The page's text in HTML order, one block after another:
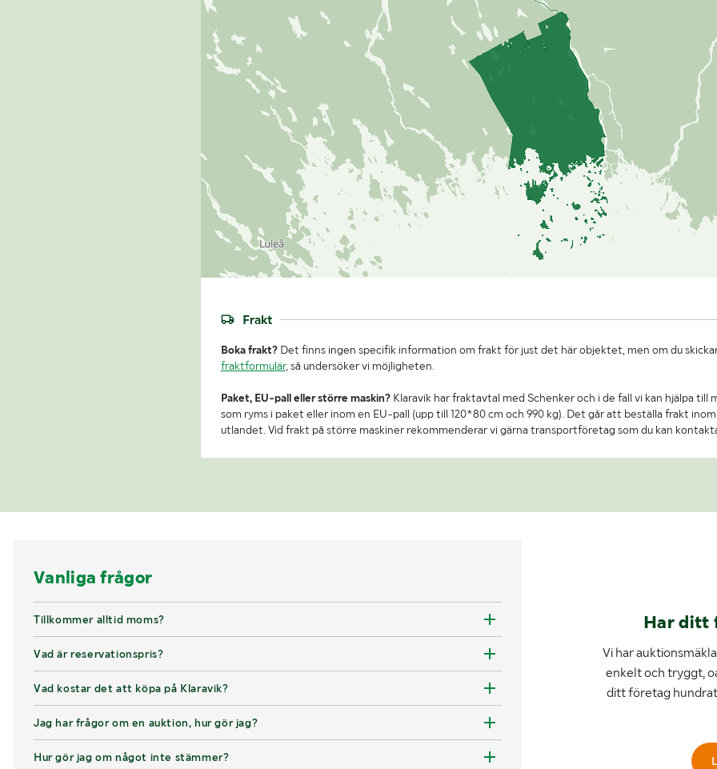
Frakt
Boka frakt?Det finns ingen specifik information om frakt för just det här objektet, men om du
fraktformulär, så undersöker vi möjligheten.
Paket, EU-pall eller större maskin?Klaravik har fraktavtal med Schenker och i de fall vi kan hjälpa till
som ryms i paket eller inom en EU-pall (upp till 120*80 cm och 990 kg). Det går att beställa frakt
utlandet. Vid frakt på större maskiner rekommenderar vi gärna transportföretag som du kan
Vanliga frågor
Tillkommer alltid moms?
Vad är reservationspris?
Vad kostar det att köpa på Klaravik?
Jag har frågor om en auktion, hur gör jag?
Hur gör jag om något inte stämmer?
Har ditt
Vi har
enkelt och tryggt,
ditt företag